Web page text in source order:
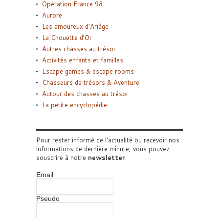
Opération France 98
Aurore
Les amoureux d’Ariège
La Chouette d’Or
Autres chasses au trésor
Activités enfants et familles
Escape games & escape rooms
Chasseurs de trésors & Aventure
Autour des chasses au trésor
La petite encyclopédie
Pour rester informé de l'actualité ou recevoir nos
informations de dernière minute, vous pouvez
souscrire à notre newsletter.
Email
Pseudo